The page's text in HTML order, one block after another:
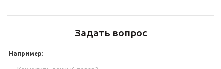
Задать вопрос
Например: